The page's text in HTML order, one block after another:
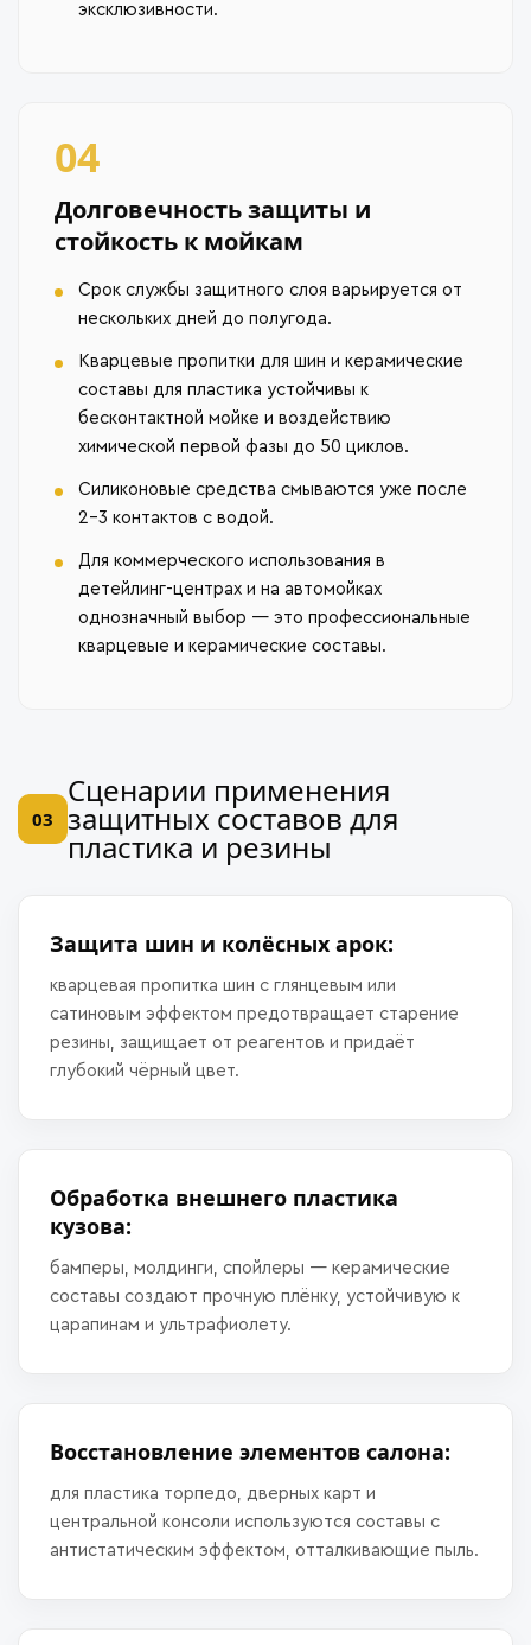
эксклюзивности.
04
Долговечность защиты и
стойкость к мойкам
Срок службы защитного слоя варьируется от
нескольких дней до полугода.
Кварцевые пропитки для шин и керамические
составы для пластика устойчивы к
бесконтактной мойке и воздействию
химической первой фазы до 50 циклов.
Силиконовые средства смываются уже после
2–3 контактов с водой.
Для коммерческого использования в
детейлинг-центрах и на автомойках
однозначный выбор — это профессиональные
кварцевые и керамические составы.
03
Сценарии применения
защитных составов для
пластика и резины
Защита шин и колёсных арок:
кварцевая пропитка шин с глянцевым или
сатиновым эффектом предотвращает старение
резины, защищает от реагентов и придаёт
глубокий чёрный цвет.
Обработка внешнего пластика
кузова:
бамперы, молдинги, спойлеры — керамические
составы создают прочную плёнку, устойчивую к
царапинам и ультрафиолету.
Восстановление элементов салона:
для пластика торпедо, дверных карт и
центральной консоли используются составы с
антистатическим эффектом, отталкивающие пыль.